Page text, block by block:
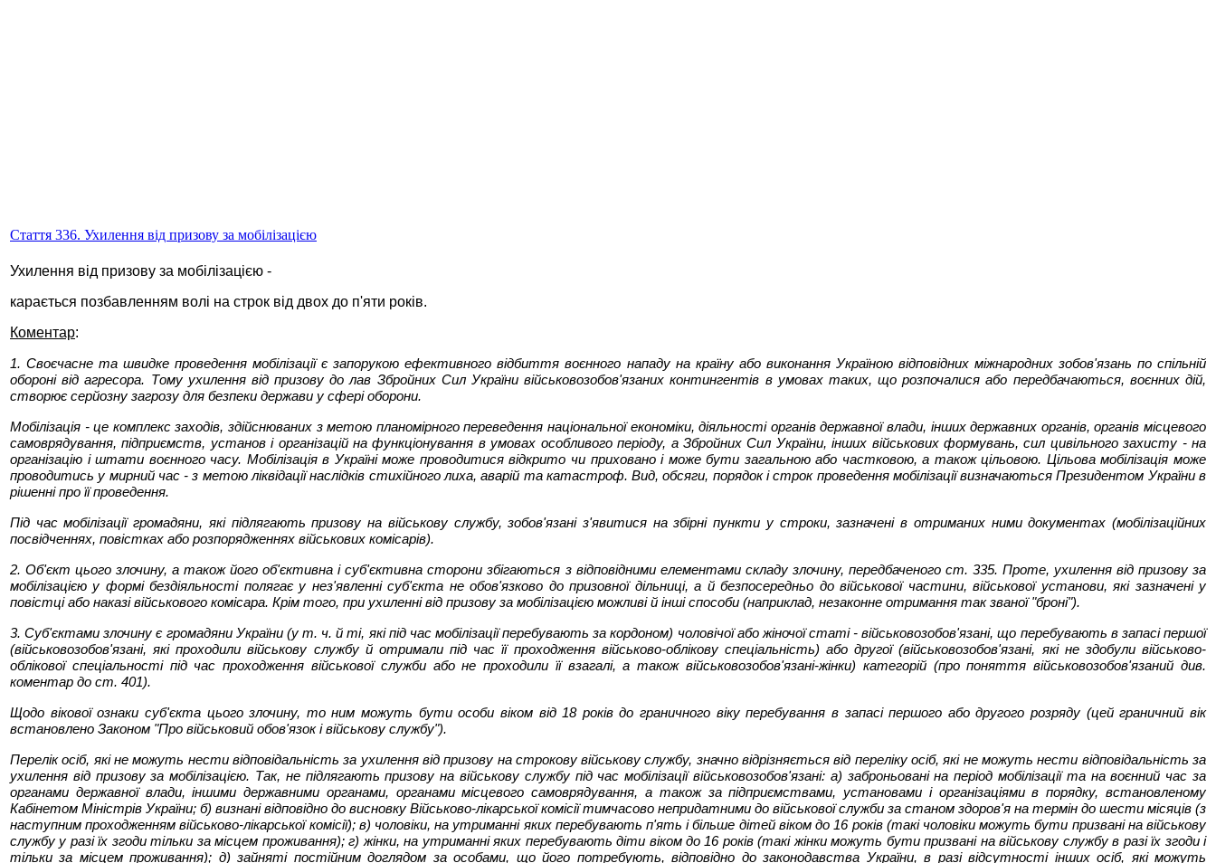
Стаття 336. Ухилення від призову за мобілізацією
Ухилення від призову за мобілізацією -
карається позбавленням волі на строк від двох до п'яти років.
Коментар:
1. Своєчасне та швидке проведення мобілізації є запорукою ефективного відбиття воєнного нападу на країну або виконання Україною відповідних міжнародних зобов'язань по спільній
обороні від агресора. Тому ухилення від призову до лав Збройних Сил України військовозобов'язаних контингентів в умовах таких, що розпочалися або передбачаються, воєнних дій,
створює серйозну загрозу для безпеки держави у сфері оборони.
Мобілізація - це комплекс заходів, здійснюваних з метою планомірного переведення національної економіки, діяльності органів державної влади, інших державних органів, органів місцевого
самоврядування, підприємств, установ і організацій на функціонування в умовах особливого періоду, а Збройних Сил України, інших військових формувань, сил цивільного захисту - на
організацію і штати воєнного часу. Мобілізація в Україні може проводитися відкрито чи приховано і може бути загальною або частковою, а також цільовою. Цільова мобілізація може
проводитись у мирний час - з метою ліквідації наслідків стихійного лиха, аварій та катастроф. Вид, обсяги, порядок і строк проведення мобілізації визначаються Президентом України в
рішенні про її проведення.
Під час мобілізації громадяни, які підлягають призову на військову службу, зобов'язані з'явитися на збірні пункти у строки, зазначені в отриманих ними документах (мобілізаційних
посвідченнях, повістках або розпорядженнях військових комісарів).
2. Об'єкт цього злочину, а також його об'єктивна і суб'єктивна сторони збігаються з відповідними елементами складу злочину, передбаченого ст. 335. Проте, ухилення від призову за
мобілізацією у формі бездіяльності полягає у нез'явленні суб'єкта не обов'язково до призовної дільниці, а й безпосередньо до військової частини, військової установи, які зазначені у
повістці або наказі військового комісара. Крім того, при ухиленні від призову за мобілізацією можливі й інші способи (наприклад, незаконне отримання так званої "броні").
3. Суб'єктами злочину є громадяни України (у т. ч. й ті, які під час мобілізації перебувають за кордоном) чоловічої або жіночої статі - військовозобов'язані, що перебувають в запасі першої
(військовозобов'язані, які проходили військову службу й отримали під час її проходження військово-облікову спеціальність) або другої (військовозобов'язані, які не здобули військово-
облікової спеціальності під час проходження військової служби або не проходили її взагалі, а також військовозобов'язані-жінки) категорій (про поняття військовозобов'язаний див.
коментар до ст. 401).
Щодо вікової ознаки суб'єкта цього злочину, то ним можуть бути особи віком від 18 років до граничного віку перебування в запасі першого або другого розряду (цей граничний вік
встановлено Законом "Про військовий обов'язок і військову службу").
Перелік осіб, які не можуть нести відповідальність за ухилення від призову на строкову військову службу, значно відрізняється від переліку осіб, які не можуть нести відповідальність за
ухилення від призову за мобілізацією. Так, не підлягають призову на військову службу під час мобілізації військовозобов'язані: а) заброньовані на період мобілізації та на воєнний час за
органами державної влади, іншими державними органами, органами місцевого самоврядування, а також за підприємствами, установами і організаціями в порядку, встановленому
Кабінетом Міністрів України; б) визнані відповідно до висновку Військово-лікарської комісії тимчасово непридатними до військової служби за станом здоров'я на термін до шести місяців (з
наступним проходженням військово-лікарської комісії); в) чоловіки, на утриманні яких перебувають п'ять і більше дітей віком до 16 років (такі чоловіки можуть бути призвані на військову
службу у разі їх згоди тільки за місцем проживання); г) жінки, на утриманні яких перебувають діти віком до 16 років (такі жінки можуть бути призвані на військову службу в разі їх згоди і
тільки за місцем проживання); д) зайняті постійним доглядом за особами, що його потребують, відповідно до законодавства України, в разі відсутності інших осіб, які можуть